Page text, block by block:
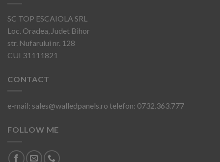
SC TOP ESCAIOLA SRL
Loc. Oradea, Judet Bihor
str. Nufarului nr. 128
CUI 31111821
CONTACT
e-mail: sales@walledpanels.ro telefon: 0732.363.777
FOLLOW ME